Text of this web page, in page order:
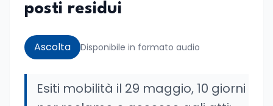
posti residui
Ascolta Disponibile in formato audio
Esiti mobilità il 29 maggio, 10 giorni